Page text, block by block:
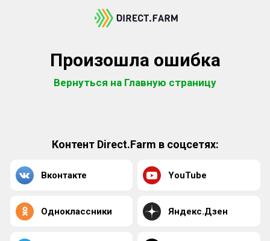
Произошла ошибка
Вернуться на Главную страницу
Контент Direct.Farm в соцсетях:
Вконтакте YouTube
Одноклассники Яндекс.Дзен